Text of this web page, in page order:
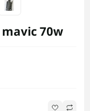
70w